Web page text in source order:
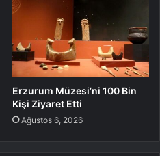
Erzurum Müzesi’ni 100 Bin
Kişi Ziyaret Etti
Ağustos 6, 2026